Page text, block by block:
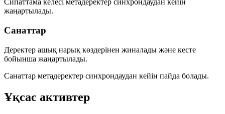
Сипаттама келесі метадеректер синхрондаудан кейін
жаңартылады.
Санаттар
Деректер ашық нарық көздерінен жиналады және кесте
бойынша жаңартылады.
Санаттар метадеректер синхрондаудан кейін пайда болады.
Ұқсас активтер